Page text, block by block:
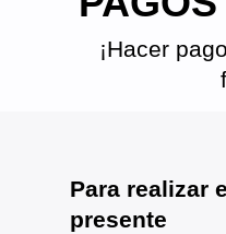
¡Hacer
Para realizar
presente